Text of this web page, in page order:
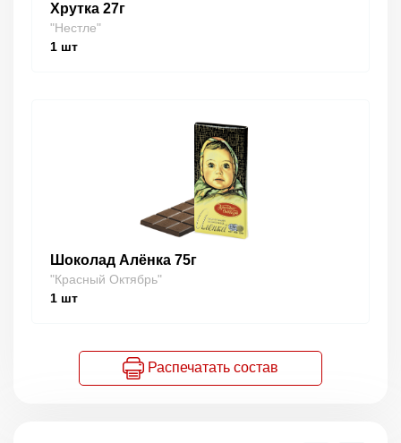
Хрутка 27г
"Нестле"
1 шт
Шоколад Алёнка 75г
"Красный Октябрь"
1 шт
Распечатать состав